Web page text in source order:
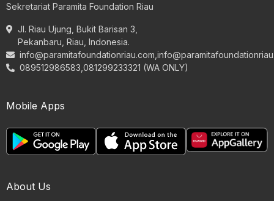
Sekretariat Paramita Foundation Riau
Jl. Riau Ujung, Bukit Barisan 3,
Pekanbaru, Riau, Indonesia.
info@paramitafoundationriau.com
089512986583,081299233321 (WA ONLY)
Mobile Apps
About Us